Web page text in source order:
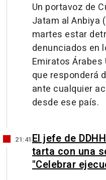
Un portavoz de
Jatam al Anbiya
martes estar
denunciados en
Emiratos Árabes
que responderá
ante cualquier
desde ese país.
21:41El jefe de
tarta con una
"Celebrar